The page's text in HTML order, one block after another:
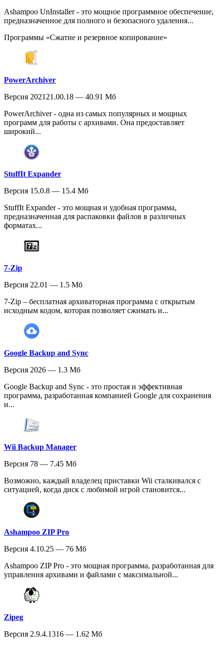
Ashampoo UnInstaller - это мощное программное обеспечение,
предназначенное для полного и безопасного удаления...
Программы «Сжатие и резервное копирование»
PowerArchiver
Версия 202121.00.18 — 40.91 Мб
PowerArchiver - одна из самых популярных и мощных
программ для работы с архивами. Она предоставляет
широкий...
StuffIt Expander
Версия 15.0.8 — 15.4 Мб
StuffIt Expander - это мощная и удобная программа,
предназначенная для распаковки файлов в различных
форматах...
7-Zip
Версия 22.01 — 1.5 Мб
7-Zip – бесплатная архиваторная программа с открытым
исходным кодом, которая позволяет сжимать и...
Google Backup and Sync
Версия 2026 — 1.3 Мб
Google Backup and Sync - это простая и эффективная
программа, разработанная компанией Google для сохранения
и...
Wii Backup Manager
Версия 78 — 7.45 Мб
Возможно, каждый владелец приставки Wii сталкивался с
ситуацией, когда диск с любимой игрой становится...
Ashampoo ZIP Pro
Версия 4.10.25 — 76 Мб
Ashampoo ZIP Pro - это мощная программа, разработанная для
управления архивами и файлами с максимальной...
Zipeg
Версия 2.9.4.1316 — 1.62 Мб